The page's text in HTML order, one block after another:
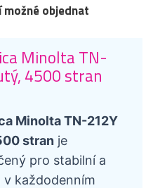
objednat
Minolta TN-
4500 stran
Minolta TN-212Y
stran je
pro stabilní a
každodenním